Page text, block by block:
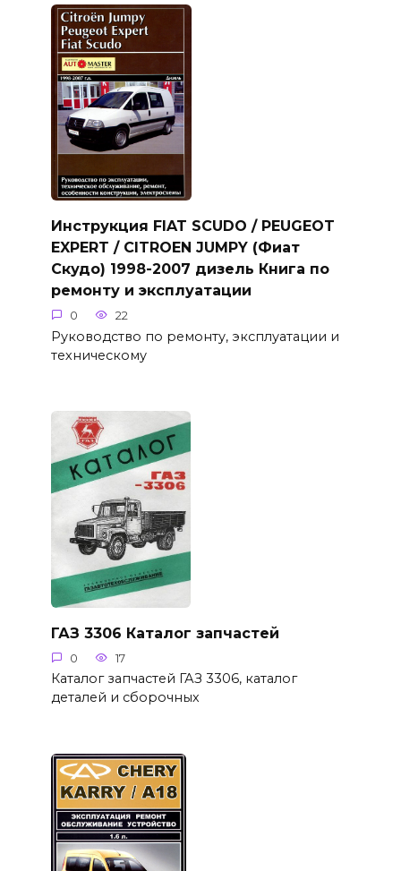
Инструкция FIAT SCUDO / PEUGEOT
EXPERT / CITROEN JUMPY (Фиат
Скудо) 1998-2007 дизель Книга по
ремонту и эксплуатации
0 22
Руководство по ремонту, эксплуатации и
техническому
ГАЗ 3306 Каталог запчастей
0 17
Каталог запчастей ГАЗ 3306, каталог
деталей и сборочных